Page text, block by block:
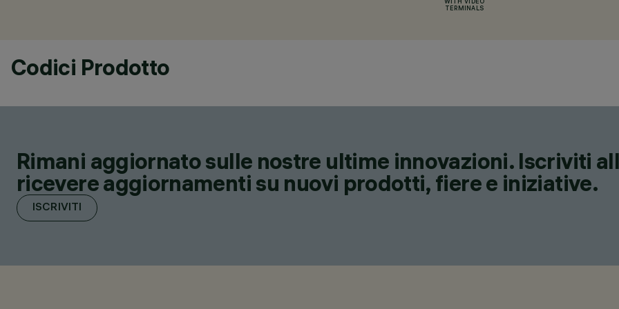
WITH VIDEO
TERMINALS
Codici Prodotto
Rimani aggiornato sulle nostre ultime innovazioni. Iscriviti
ricevere aggiornamenti su nuovi prodotti, fiere e iniziative.
ISCRIVITI